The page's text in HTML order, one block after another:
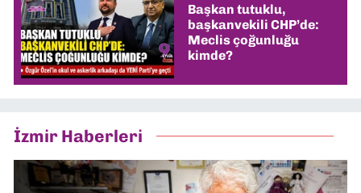
Başkan tutuklu,
başkanvekili CHP’de:
Meclis çoğunluğu
kimde?
İzmir Haberleri